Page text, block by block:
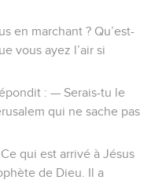
en marchant ? Qu’est-
vous ayez l’air si
: — Serais-tu le
qui ne sache pas
qui est arrivé à Jésus
de Dieu. Il a